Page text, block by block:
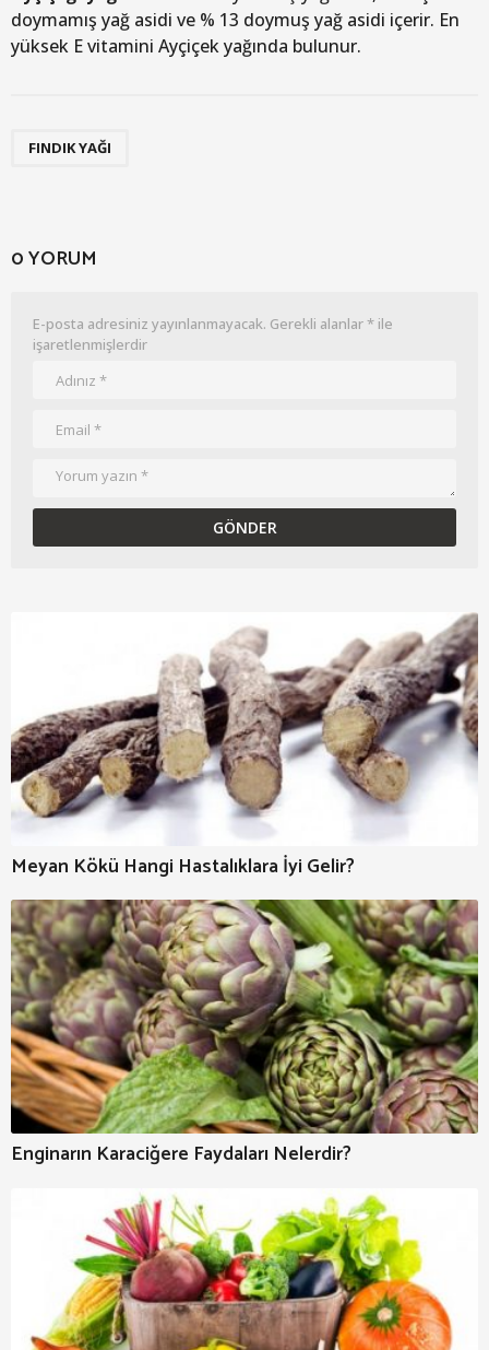
doymamış yağ asidi ve % 13 doymuş yağ asidi içerir. En
yüksek E vitamini Ayçiçek yağında bulunur.
FINDIK YAĞI
0 YORUM
E-posta adresiniz yayınlanmayacak. Gerekli alanlar* ile
işaretlenmişlerdir
Meyan Kökü Hangi Hastalıklara İyi Gelir?
Enginarın Karaciğere Faydaları Nelerdir?